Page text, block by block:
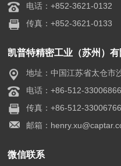
电话：+852-3621-0132
传真：+852-3621-0133
凯普特精密工业（苏州）
地址：中国江苏省太仓市
电话：+86-512-33006866
传真：+86-512-33006766
邮箱：
微信联系